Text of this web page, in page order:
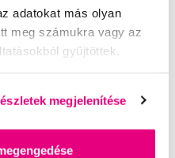
adatokat más olyan
meg számukra vagy az
gyűjtöttek.
megjelenítése